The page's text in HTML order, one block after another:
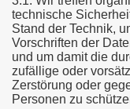
technische
Stand der Technik,
Vorschriften der
und um damit die
zufällige oder
Zerstörung oder
Personen zu